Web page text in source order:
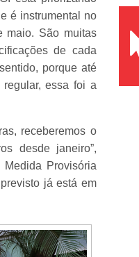
é instrumental no
maio. São muitas
de cada
porque até
essa foi a
receberemos o
desde janeiro”,
Provisória
já está em